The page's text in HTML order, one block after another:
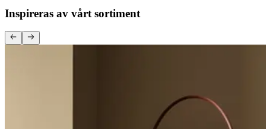
Inspireras av vårt sortiment